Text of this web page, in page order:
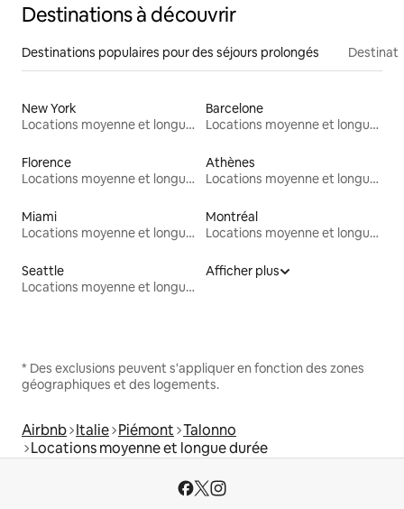
Destinations à découvrir
Destinations populaires pour des séjours prolongés
New York
Locations moyenne et longue durée
Barcelone
Locations moyenne et longue durée
Florence
Locations moyenne et longue durée
Athènes
Locations moyenne et longue durée
Miami
Locations moyenne et longue durée
Montréal
Locations moyenne et longue durée
Seattle
Locations moyenne et longue durée
Afficher plus
* Des exclusions peuvent s'appliquer en fonction des zones
géographiques et des logements.
Airbnb Italie Piémont Talonno
Locations moyenne et longue durée